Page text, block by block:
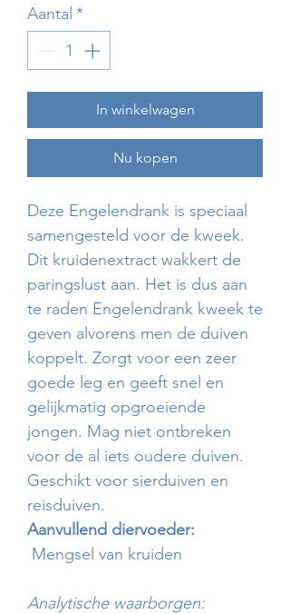
Aantal *
In winkelwagen
Nu kopen
Deze Engelendrank is speciaal
samengesteld voor de kweek.
Dit kruidenextract wakkert de
paringslust aan. Het is dus aan
te raden Engelendrank kweek te
geven alvorens men de duiven
koppelt. Zorgt voor een zeer
goede leg en geeft snel en
gelijkmatig opgroeiende
jongen. Mag niet ontbreken
voor de al iets oudere duiven.
Geschikt voor sierduiven en
reisduiven.
Aanvullend diervoeder:
Mengsel van kruiden
Analytische waarborgen: